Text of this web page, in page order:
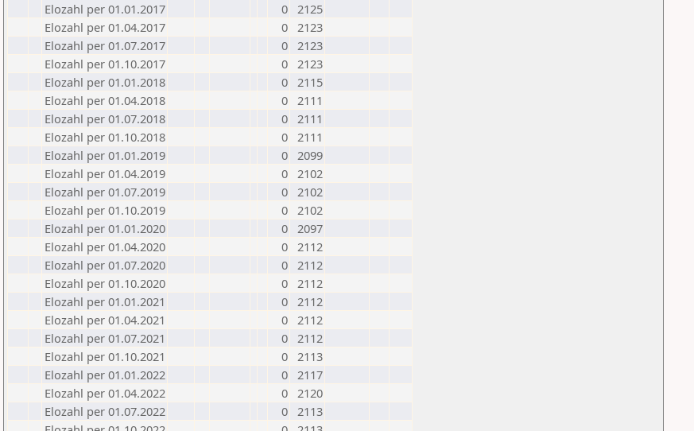
Elozahl per 01.01.2017
0 2125
Elozahl per 01.04.2017
0 2123
Elozahl per 01.07.2017
0 2123
Elozahl per 01.10.2017
0 2123
Elozahl per 01.01.2018
0 2115
Elozahl per 01.04.2018
0 2111
Elozahl per 01.07.2018
0 2111
Elozahl per 01.10.2018
0 2111
Elozahl per 01.01.2019
0 2099
Elozahl per 01.04.2019
0 2102
Elozahl per 01.07.2019
0 2102
Elozahl per 01.10.2019
0 2102
Elozahl per 01.01.2020
0 2097
Elozahl per 01.04.2020
0 2112
Elozahl per 01.07.2020
0 2112
Elozahl per 01.10.2020
0 2112
Elozahl per 01.01.2021
0 2112
Elozahl per 01.04.2021
0 2112
Elozahl per 01.07.2021
0 2112
Elozahl per 01.10.2021
0 2113
Elozahl per 01.01.2022
0 2117
Elozahl per 01.04.2022
0 2120
Elozahl per 01.07.2022
0 2113